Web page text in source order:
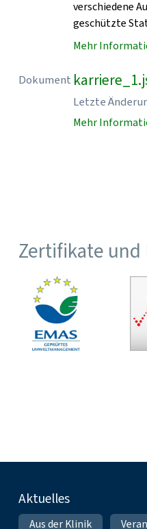
verschiedene
geschützte
Mehr
Dokument
Letzte
Mehr
Zertifikate
Fußnavigation
Aktuelles
Aus der Klinik